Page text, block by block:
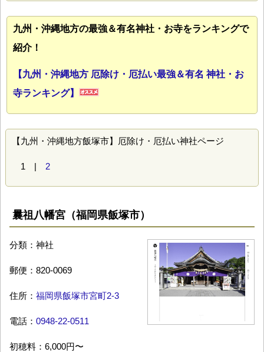
九州・沖縄地方の最強＆有名神社・お寺をランキングで
紹介！
【九州・沖縄地方 厄除け・厄払い最強＆有名 神社・お
寺ランキング】
【九州・沖縄地方飯塚市】厄除け・厄払い神社ページ
1 | 2
曩祖八幡宮（福岡県飯塚市）
分類：神社
郵便：820-0069
住所： 福岡県飯塚市宮町2-3
電話： 0948-22-0511
初穂料：6,000円〜